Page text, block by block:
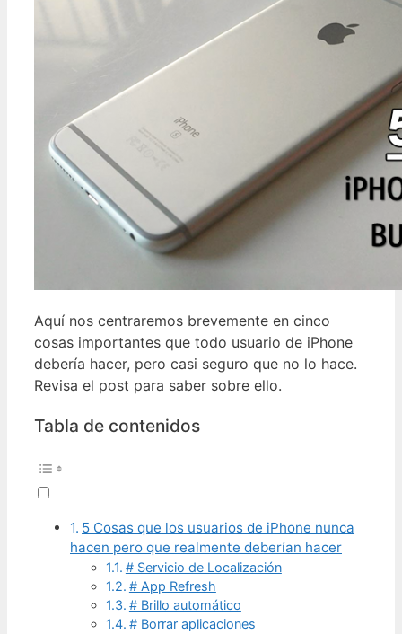
Aquí nos centraremos brevemente en cinco
cosas importantes que todo usuario de iPhone
debería hacer, pero casi seguro que no lo hace.
Revisa el post para saber sobre ello.
Tabla de contenidos
5 Cosas que los usuarios de iPhone nunca
hacen pero que realmente deberían hacer
# Servicio de Localización
# App Refresh
# Brillo automático
# Borrar aplicaciones